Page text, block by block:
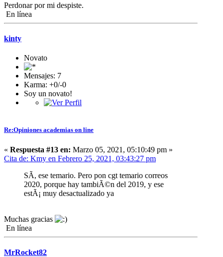
Perdonar por mi despiste.
En línea
kinty
Novato
Mensajes: 7
Karma: +0/-0
Soy un novato!
Re:Opiniones academias on line
« Respuesta #13 en: Marzo 05, 2021, 05:10:49 pm »
Cita de: Kmy en Febrero 25, 2021, 03:43:27 pm
SÃ­, ese temario. Pero pon cgt temario correos
2020, porque hay tambiÃ©n del 2019, y ese
estÃ¡ muy desactualizado ya
Muchas gracias
En línea
MrRocket82